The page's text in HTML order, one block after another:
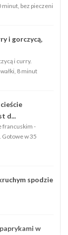
minut, bez pieczeni
i gorczycą,
i curry.
8 minut
d...
francuskim -
w 35
spodzie
w